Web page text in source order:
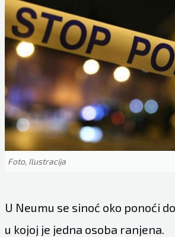
Foto, Ilustracija
U Neumu se sinoć oko ponoći
u kojoj je jedna osoba ranjena.